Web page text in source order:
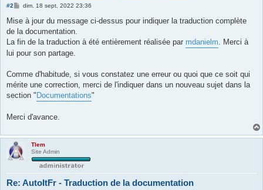
#2
M
s
a
g
dim. 18 sept. 2022 23:36
Mise à jour du message ci-dessus pour indiquer la traduction complète
de la documentation.
La fin de la traduction à été entièrement réalisée par mdanielm . Merci à
lui pour son partage.
Comme d'habitude, si vous constatez une erreur ou quoi que ce soit qui
mérite une correction, merci de l'indiquer dans un nouveau sujet dans la
section "Documentations"
Merci d'avance.
Tlem
Site Admin
Re: AutoItFr - Traduction de la documentation